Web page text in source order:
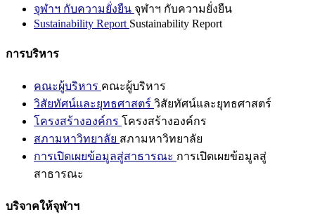
จุฬาฯ กับความยั่งยืน จุฬาฯ กับความยั่งยืน
Sustainability Report Sustainability Report
การบริหาร
คณะผู้บริหาร คณะผู้บริหาร
วิสัยทัศน์และยุทธศาสตร์ วิสัยทัศน์และยุทธศาสตร์
โครงสร้างองค์กร โครงสร้างองค์กร
สภามหาวิทยาลัย สภามหาวิทยาลัย
การเปิดเผยข้อมูลสู่สาธารณะ การเปิดเผยข้อมูลสู่
สาธารณะ
บริจาคให้จุฬาฯ